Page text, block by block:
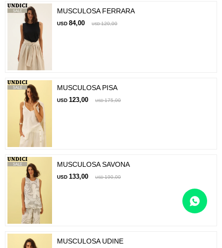
MUSCULOSA FERRARA
USD 84,00 USD 120,00
MUSCULOSA PISA
USD 123,00 USD 175,00
MUSCULOSA SAVONA
USD 133,00 USD 190,00
MUSCULOSA UDINE